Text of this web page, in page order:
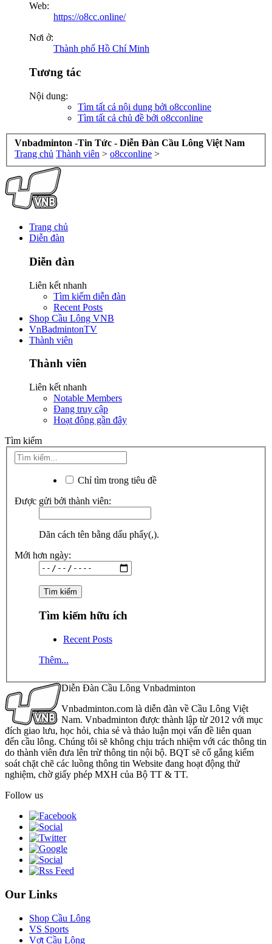
Web:
https://o8cc.online/
Nơi ở:
Thành phố Hồ Chí Minh
Tương tác
Nội dung:
Tìm tất cả nội dung bởi o8cconline
Tìm tất cả chủ đề bởi o8cconline
Vnbadminton -Tin Tức - Diễn Đàn Cầu Lông Việt Nam
Trang chủ Thành viên > o8cconline >
Trang chủ
Diễn đàn
Diễn đàn
Liên kết nhanh
Tìm kiếm diễn đàn
Recent Posts
Shop Cầu Lông VNB
VnBadmintonTV
Thành viên
Thành viên
Liên kết nhanh
Notable Members
Đang truy cập
Hoạt động gần đây
Tìm kiếm
Chỉ tìm trong tiêu đề
Được gửi bởi thành viên:
Dãn cách tên bằng dấu phẩy(,).
Mới hơn ngày:
Tìm kiếm hữu ích
Recent Posts
Thêm...
Diễn Đàn Cầu Lông Vnbadminton
Vnbadminton.com là diễn đàn về Cầu Lông Việt
Nam. Vnbadminton được thành lập từ 2012 với mục
đích giao lưu, học hỏi, chia sẻ và thảo luận mọi vấn đề liên quan
đến cầu lông. Chúng tôi sẽ không chịu trách nhiệm với các thông tin
do thành viên đưa lên trừ thông tin nội bộ. BQT sẽ cố gắng kiểm
soát chặt chẽ các luồng thông tin Website đang hoạt động thử
nghiệm, chờ giấy phép MXH của Bộ TT & TT.
Follow us
Our Links
Shop Cầu Lông
VS Sports
Vợt Cầu Lông